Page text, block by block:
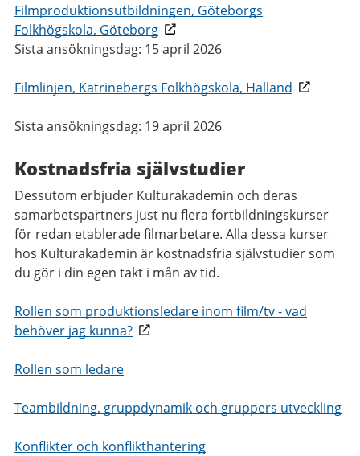
Filmproduktionsutbildningen, Göteborgs
Folkhögskola, Göteborg
Sista ansökningsdag: 15 april 2026
Filmlinjen, Katrinebergs Folkhögskola, Halland
Sista ansökningsdag: 19 april 2026
Kostnadsfria självstudier
Dessutom erbjuder Kulturakademin och deras
samarbetspartners just nu flera fortbildningskurser
för redan etablerade filmarbetare. Alla dessa kurser
hos Kulturakademin är kostnadsfria självstudier som
du gör i din egen takt i mån av tid.
Rollen som produktionsledare inom film/tv - vad
behöver jag kunna?
Rollen som ledare
Teambildning, gruppdynamik och gruppers utveckling
Konflikter och konflikthantering